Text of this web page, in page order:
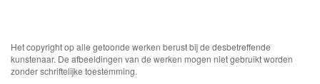
Het copyright op alle getoonde werken berust bij de desbetreffende
kunstenaar. De afbeeldingen van de werken mogen niet gebruikt worden
zonder schriftelijke toestemming.